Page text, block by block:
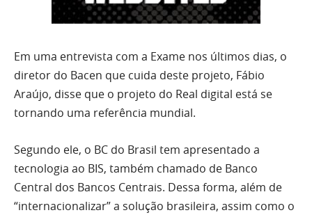
Em uma entrevista com a Exame nos últimos dias, o
diretor do Bacen que cuida deste projeto, Fábio
Araújo, disse que o projeto do Real digital está se
tornando uma referência mundial.
Segundo ele, o BC do Brasil tem apresentado a
tecnologia ao BIS, também chamado de Banco
Central dos Bancos Centrais. Dessa forma, além de
“internacionalizar” a solução brasileira, assim como o